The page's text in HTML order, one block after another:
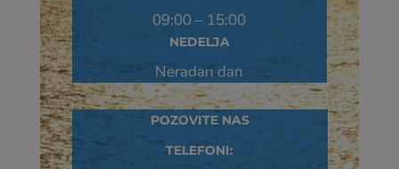
09:00 – 15:00
NEDELJA
Neradan dan
POZOVITE NAS
TELEFONI: